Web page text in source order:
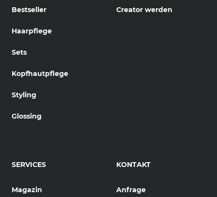
Bestseller
Haarpflege
Sets
Kopfhautpflege
Styling
Glossing
Creator werden
SERVICES
Magazin
KONTAKT
Anfrage